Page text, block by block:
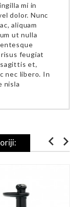
mi in
dolor. Nunc
aliquam
ut nulla
feugiat
et,
nec libero. In
nisla